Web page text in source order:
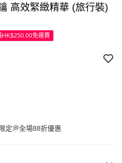
高效緊緻精華 (旅行裝)
HK$250.00免運費
定💭全場88折優惠